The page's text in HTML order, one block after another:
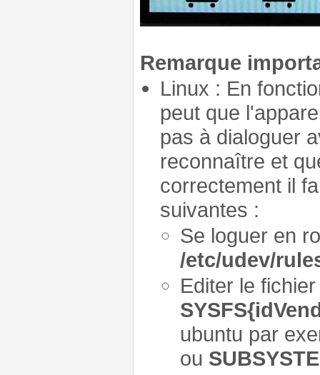
Remarque
Linux : En
peut que
pas à dialoguer
reconnaître et
correctement il
suivantes :
Se loguer en
/etc/udev/
Editer le
ubuntu par
ou